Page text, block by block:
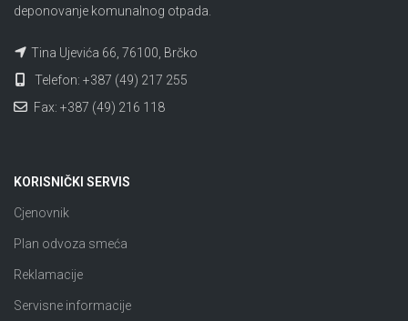
deponovanje komunalnog otpada.
Tina Ujevića 66, 76100, Brčko
Telefon: +387 (49) 217 255
Fax: +387 (49) 216 118
KORISNIČKI SERVIS
Cjenovnik
Plan odvoza smeća
Reklamacije
Servisne informacije